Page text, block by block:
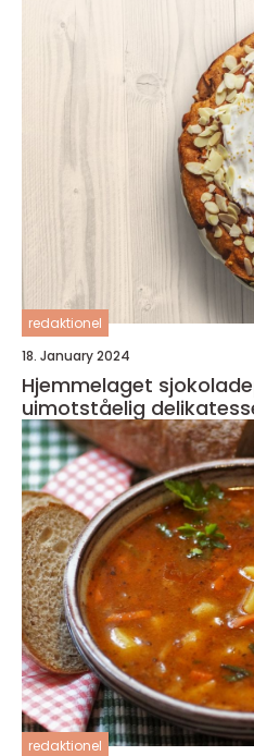
redaktionel
18. January 2024
Hjemmelaget
uimotståelig
redaktionel